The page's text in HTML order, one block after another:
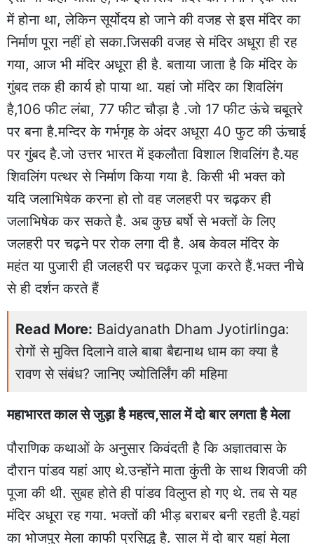
में होना था, लेकिन सूर्योदय हो जाने की वजह से इस मंदिर का
निर्माण पूरा नहीं हो सका.जिसकी वजह से मंदिर अधूरा ही रह
गया, आज भी मंदिर अधूरा ही है. बताया जाता है कि मंदिर के
गुंबद तक ही कार्य हो पाया था. यहां जो मंदिर का शिवलिंग
है,106 फीट लंबा, 77 फीट चौड़ा है .जो 17 फीट ऊंचे चबूतरे
पर बना है.मन्दिर के गर्भगृह के अंदर अधूरा 40 फुट की ऊंचाई
पर गुंबद है.जो उत्तर भारत में इकलौता विशाल शिवलिंग है.यह
शिवलिंग पत्थर से निर्माण किया गया है. किसी भी भक्त को
यदि जलाभिषेक करना हो तो वह जलहरी पर चढ़कर ही
जलाभिषेक कर सकते है. अब कुछ बर्षो से भक्तों के लिए
जलहरी पर चढ़ने पर रोक लगा दी है. अब केवल मंदिर के
महंत या पुजारी ही जलहरी पर चढ़कर पूजा करते हैं.भक्त नीचे
से ही दर्शन करते हैं
Read More: Baidyanath Dham Jyotirlinga:
रोगों से मुक्ति दिलाने वाले बाबा बैद्यनाथ धाम का क्या है
रावण से संबंध? जानिए ज्योतिर्लिंग की महिमा
महाभारत काल से जुड़ा है महत्व,साल में दो बार लगता है मेला
पौराणिक कथाओं के अनुसार किवंदती है कि अज्ञातवास के
दौरान पांडव यहां आए थे.उन्होंने माता कुंती के साथ शिवजी की
पूजा की थी. सुबह होते ही पांडव विलुप्त हो गए थे. तब से यह
मंदिर अधूरा रह गया. भक्तों की भीड़ बराबर बनी रहती है.यहां
का भोजपुर मेला काफी प्रसिद्ध है. साल में दो बार यहां मेला